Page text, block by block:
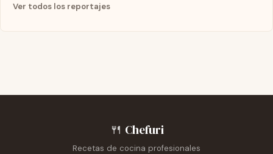
Ver todos los reportajes
🍴 Chefuri
Recetas de cocina profesionales